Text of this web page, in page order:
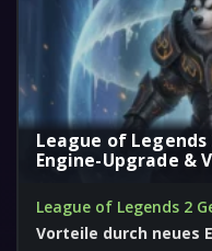
League of
Engine-Upgrade &
League of Legends 2
Vorteile durch neues